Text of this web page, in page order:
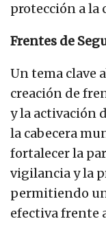
protección a la
Frentes de
Un tema clave
creación de
y la activación
la cabecera
fortalecer la
vigilancia y la
permitiendo
efectiva frente